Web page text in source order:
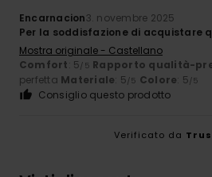
Encarnacion3. novembre 2025
Per la soddisfazione di acquistare
Mostra originale - Castellano
Comfort: 5/5 Rapporto qualità-
perfetta Materiale: 5/5 Colore: 5/5
Consiglio questo prodotto
Verificato da